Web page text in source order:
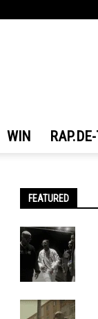
WIN
FEATURED